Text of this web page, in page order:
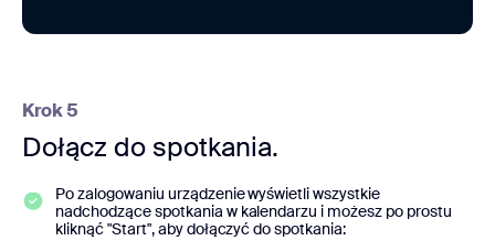
Krok 5
Dołącz do spotkania.
Po zalogowaniu urządzenie wyświetli wszystkie
nadchodzące spotkania w kalendarzu i możesz po prostu
kliknąć "Start", aby dołączyć do spotkania: